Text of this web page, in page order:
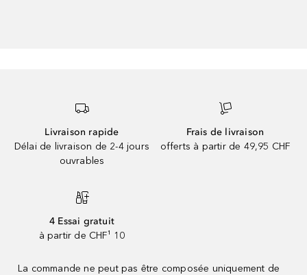
Livraison rapide
Délai de livraison de 2-4 jours
ouvrables
Frais de livraison
offerts à partir de 49,95 CHF
4 Essai gratuit
à partir de CHF¹ 10
La commande ne peut pas être composée uniquement de